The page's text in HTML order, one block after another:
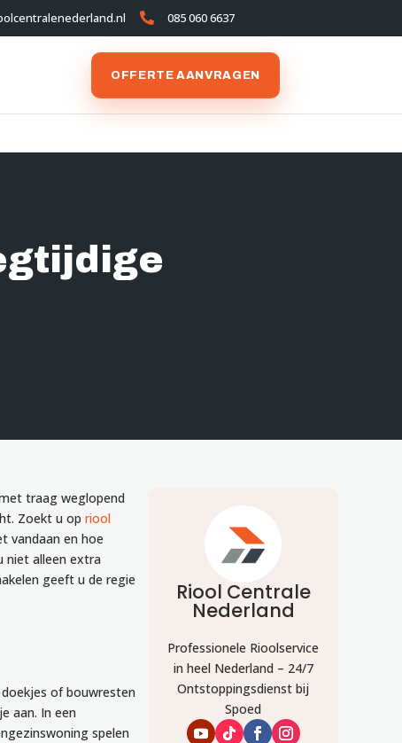
 085 060 6637
OFFERTE AANVRAGEN
traag weglopend
Zoekt u opriool
vandaan en hoe
niet alleen extra
geeft u de regie
of bouwresten
aan. In een
spelen
Riool Centrale
Nederland
Professionele Rioolservice
in heel Nederland – 24/7
Ontstoppingsdienst bij
Spoed